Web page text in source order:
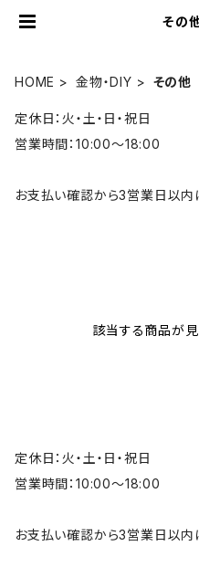
その
HOME 金物・DIY その他
定休日：火・土・日・祝日
営業時間：10:00～18:00
お支払い確認から3営業日以内
該当する商品が見
定休日：火・土・日・祝日
営業時間：10:00～18:00
お支払い確認から3営業日以内